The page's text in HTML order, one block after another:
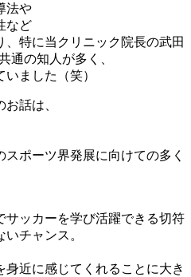
法や
など
特に当クリニック院長の武田
通の知人が多く、
ました（笑）
話は、
ポーツ界発展に向けての多く
サッカーを学び活躍できる切符
チャンス。
近に感じてくれることに大き